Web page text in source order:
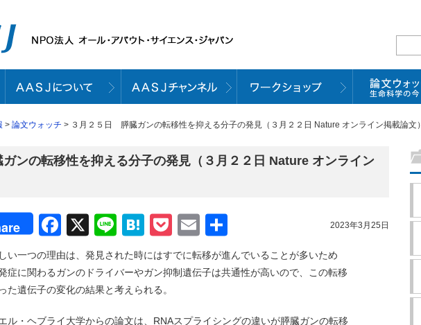
> 論文ウォッチ > ３月２５日 膵臓ガンの転移性を抑える分子の発見（３月２２日 Nature オンライン掲載論文）
ンの転移性を抑える分子の発見（３月２２日 Nature オンライン
2023年3月25日
Facebook
X LineHatena
Pocket
Email
有
い一つの理由は、発見された時にはすでに転移が進んでいることが多いため
症に関わるガンのドライバーやガン抑制遺伝子は共通性が高いので、この転移
た遺伝子の変化の結果と考えられる。
ル・ヘブライ大学からの論文は、RNAスプライシングの違いが膵臓ガンの転移